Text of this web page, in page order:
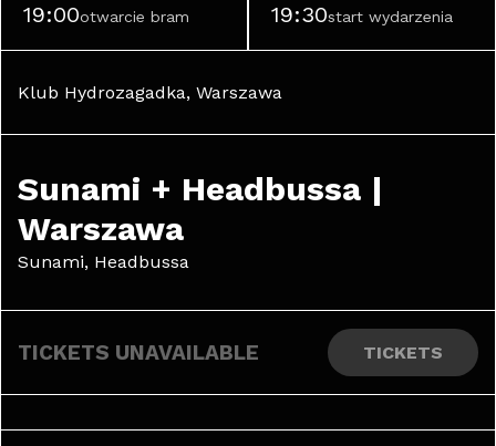
19:00otwarcie bram 19:30start wydarzenia
Klub Hydrozagadka, Warszawa
Sunami + Headbussa |
Warszawa
Sunami, Headbussa
TICKETS UNAVAILABLE TICKETS